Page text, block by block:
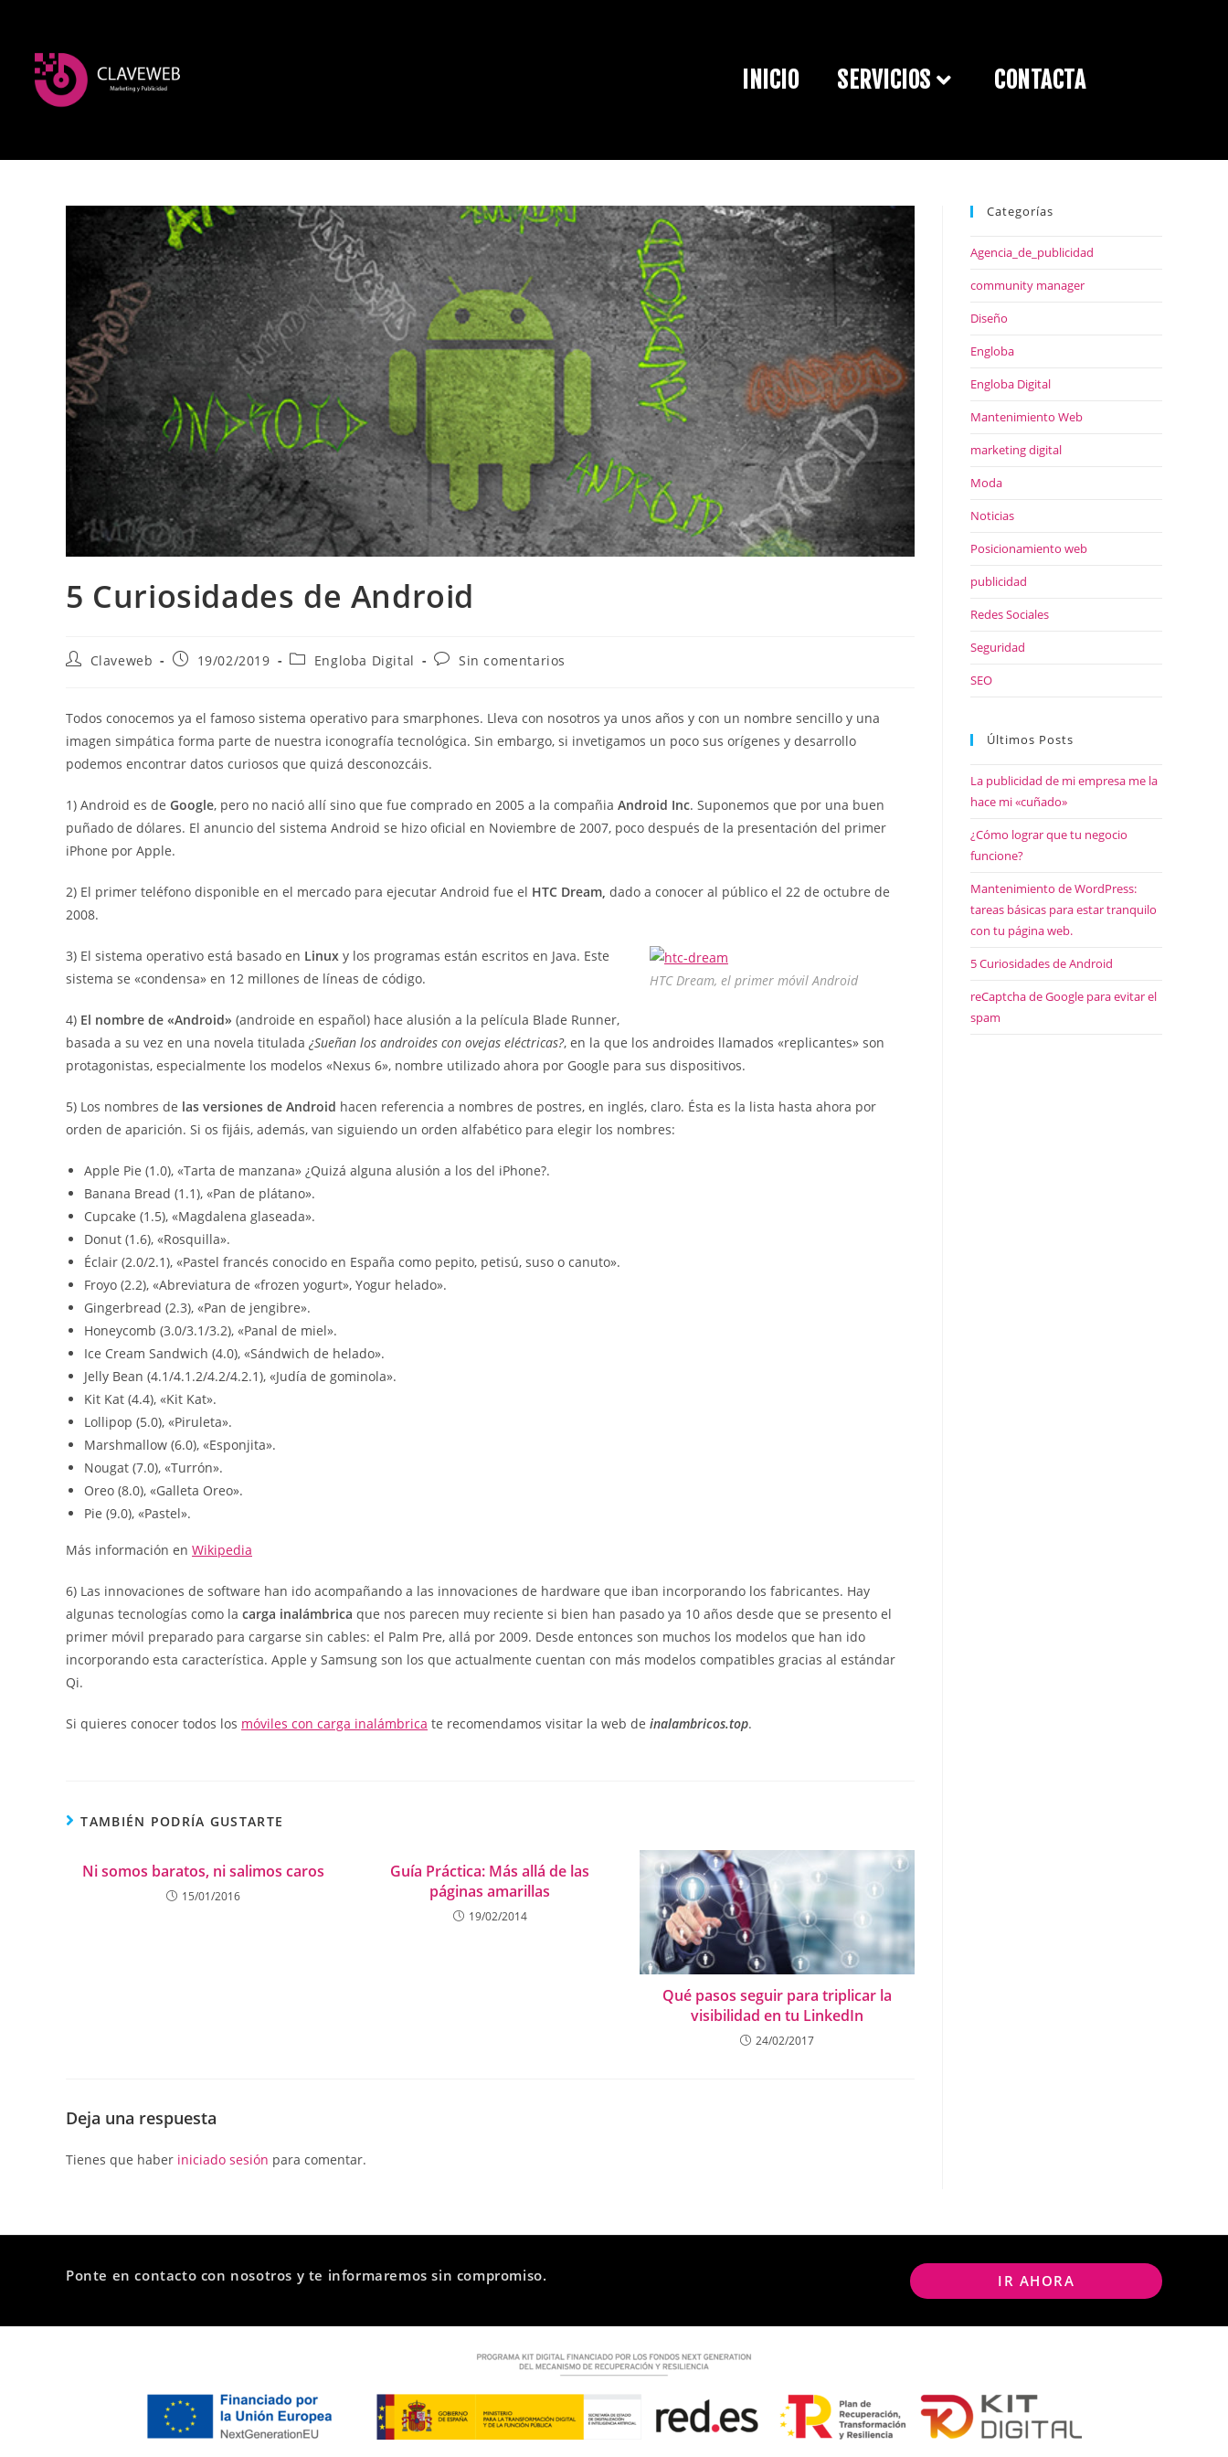
INICIO SERVICIOS CONTACTA
5 Curiosidades de Android
Claveweb 19/02/2019 Engloba Digital Sin comentarios
Todos conocemos ya el famoso sistema operativo para smarphones. Lleva con nosotros ya unos años y con un nombre sencillo y una
imagen simpática forma parte de nuestra iconografía tecnológica. Sin embargo, si invetigamos un poco sus orígenes y desarrollo
podemos encontrar datos curiosos que quizá desconozcáis.
1) Android es de Google, pero no nació allí sino que fue comprado en 2005 a la compañia Android Inc. Suponemos que por una buen
puñado de dólares. El anuncio del sistema Android se hizo oficial en Noviembre de 2007, poco después de la presentación del primer
iPhone por Apple.
2) El primer teléfono disponible en el mercado para ejecutar Android fue el HTC Dream, dado a conocer al público el 22 de octubre de
2008.
HTC Dream, el primer móvil Android
3) El sistema operativo está basado en Linux y los programas están escritos en Java. Este
sistema se «condensa» en 12 millones de líneas de código.
4) El nombre de «Android» (androide en español) hace alusión a la película Blade Runner,
basada a su vez en una novela titulada ¿Sueñan los androides con ovejas eléctricas?, en la que los androides llamados «replicantes» son
protagonistas, especialmente los modelos «Nexus 6», nombre utilizado ahora por Google para sus dispositivos.
5) Los nombres de las versiones de Android hacen referencia a nombres de postres, en inglés, claro. Ésta es la lista hasta ahora por
orden de aparición. Si os fijáis, además, van siguiendo un orden alfabético para elegir los nombres:
Apple Pie (1.0), «Tarta de manzana» ¿Quizá alguna alusión a los del iPhone?.
Banana Bread (1.1), «Pan de plátano».
Cupcake (1.5), «Magdalena glaseada».
Donut (1.6), «Rosquilla».
Éclair (2.0/2.1), «Pastel francés conocido en España como pepito, petisú, suso o canuto».
Froyo (2.2), «Abreviatura de «frozen yogurt», Yogur helado».
Gingerbread (2.3), «Pan de jengibre».
Honeycomb (3.0/3.1/3.2), «Panal de miel».
Ice Cream Sandwich (4.0), «Sándwich de helado».
Jelly Bean (4.1/4.1.2/4.2/4.2.1), «Judía de gominola».
Kit Kat (4.4), «Kit Kat».
Lollipop (5.0), «Piruleta».
Marshmallow (6.0), «Esponjita».
Nougat (7.0), «Turrón».
Oreo (8.0), «Galleta Oreo».
Pie (9.0), «Pastel».
Más información en Wikipedia
6) Las innovaciones de software han ido acompañando a las innovaciones de hardware que iban incorporando los fabricantes. Hay
algunas tecnologías como la carga inalámbrica que nos parecen muy reciente si bien han pasado ya 10 años desde que se presento el
primer móvil preparado para cargarse sin cables: el Palm Pre, allá por 2009. Desde entonces son muchos los modelos que han ido
incorporando esta característica. Apple y Samsung son los que actualmente cuentan con más modelos compatibles gracias al estándar
Qi.
Si quieres conocer todos los móviles con carga inalámbrica te recomendamos visitar la web de inalambricos.top.
TAMBIÉN PODRÍA GUSTARTE
Ni somos baratos, ni salimos caros
15/01/2016
Guía Práctica: Más allá de las
páginas amarillas
19/02/2014
Qué pasos seguir para triplicar la
visibilidad en tu LinkedIn
24/02/2017
Deja una respuesta
Tienes que haber iniciado sesión para comentar.
Categorías
Agencia_de_publicidad
community manager
Diseño
Engloba
Engloba Digital
Mantenimiento Web
marketing digital
Moda
Noticias
Posicionamiento web
publicidad
Redes Sociales
Seguridad
SEO
Últimos Posts
La publicidad de mi empresa me la
hace mi «cuñado»
¿Cómo lograr que tu negocio
funcione?
Mantenimiento de WordPress:
tareas básicas para estar tranquilo
con tu página web.
5 Curiosidades de Android
reCaptcha de Google para evitar el
spam
Ponte en contacto con nosotros y te informaremos sin compromiso. IR AHORA